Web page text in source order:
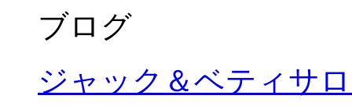
ブログ
ジャック＆ベティサ